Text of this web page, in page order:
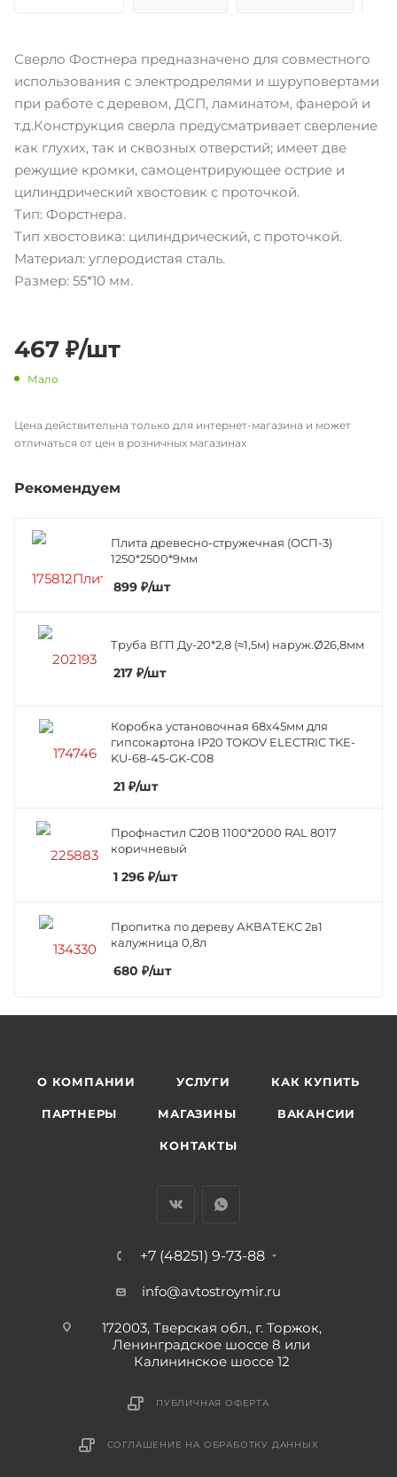
Сверло Фостнера предназначено для совместного
использования с электродрелями и шуруповертами
при работе с деревом, ДСП, ламинатом, фанерой и
т.д.Конструкция сверла предусматривает сверление
как глухих, так и сквозных отверстий; имеет две
режущие кромки, самоцентрирующее острие и
цилиндрический хвостовик с проточкой.
Тип: Форстнера.
Тип хвостовика: цилиндрический, с проточкой.
Материал: углеродистая сталь.
Размер: 55*10 мм.
467 ₽/шт
Мало
Цена действительна только для интернет-магазина и может
отличаться от цен в розничных магазинах
Рекомендуем
Плита древесно-стружечная (ОСП-3)
1250*2500*9мм
899 ₽/шт
Труба ВГП Ду-20*2,8 (≈1,5м) наруж.Ø26,8мм
217 ₽/шт
Коробка установочная 68х45мм для
гипсокартона IP20 TOKOV ELECTRIC TKE-
KU-68-45-GK-C08
21 ₽/шт
Профнастил C20В 1100*2000 RAL 8017
коричневый
1 296 ₽/шт
Пропитка по дереву АКВАТЕКС 2в1
калужница 0,8л
680 ₽/шт
О КОМПАНИИ УСЛУГИ КАК КУПИТЬ
ПАРТНЕРЫ МАГАЗИНЫ ВАКАНСИИ
КОНТАКТЫ
+7 (48251) 9-73-88
info@avtostroymir.ru
172003, Тверская обл., г. Торжок,
Ленинградское шоссе 8 или
Калининское шоссе 12
ПУБЛИЧНАЯ ОФЕРТА
СОГЛАШЕНИЕ НА ОБРАБОТКУ ДАННЫХ